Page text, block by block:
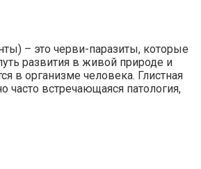
– это черви-паразиты, которые
развития в живой природе и
в организме человека. Глистная
часто встречающаяся патология,